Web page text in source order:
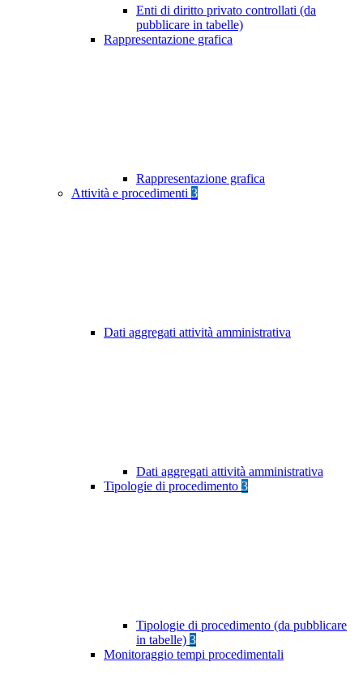
Enti di diritto privato controllati (da
pubblicare in tabelle)
Rappresentazione grafica
Rappresentazione grafica
Attività e procedimenti 3
Dati aggregati attività amministrativa
Dati aggregati attività amministrativa
Tipologie di procedimento 3
Tipologie di procedimento (da pubblicare
in tabelle) 3
Monitoraggio tempi procedimentali